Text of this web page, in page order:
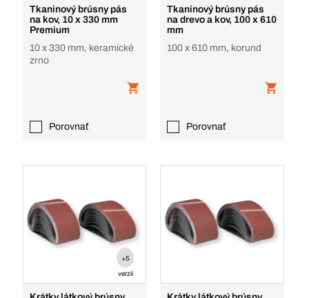
Tkaninový brúsny pás
na kov, 10 x 330 mm
Premium
10 x 330 mm, keramické
zrno
Porovnať
Tkaninový brúsny pás
na drevo a kov, 100 x 610
mm
100 x 610 mm, korund
Porovnať
+5
verzií